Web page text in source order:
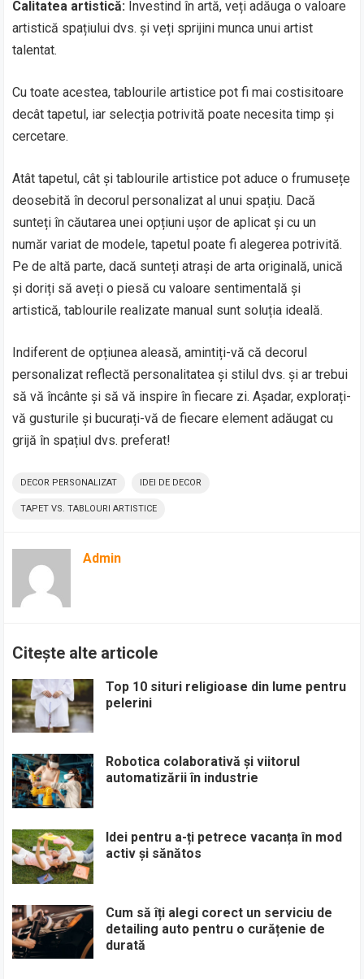
Calitatea artistică: Investind în artă, veți adăuga o valoare
artistică spațiului dvs. și veți sprijini munca unui artist
talentat.
Cu toate acestea, tablourile artistice pot fi mai costisitoare
decât tapetul, iar selecția potrivită poate necesita timp și
cercetare.
Atât tapetul, cât și tablourile artistice pot aduce o frumusețe
deosebită în decorul personalizat al unui spațiu. Dacă
sunteți în căutarea unei opțiuni ușor de aplicat și cu un
număr variat de modele, tapetul poate fi alegerea potrivită.
Pe de altă parte, dacă sunteți atrași de arta originală, unică
și doriți să aveți o piesă cu valoare sentimentală și
artistică, tablourile realizate manual sunt soluția ideală.
Indiferent de opțiunea aleasă, amintiți-vă că decorul
personalizat reflectă personalitatea și stilul dvs. și ar trebui
să vă încânte și să vă inspire în fiecare zi. Așadar, explorați-
vă gusturile și bucurați-vă de fiecare element adăugat cu
grijă în spațiul dvs. preferat!
DECOR PERSONALIZAT IDEI DE DECOR
TAPET VS. TABLOURI ARTISTICE
Admin
Citește alte articole
Top 10 situri religioase din lume pentru
pelerini
Robotica colaborativă și viitorul
automatizării în industrie
Idei pentru a-ți petrece vacanța în mod
activ și sănătos
Cum să îți alegi corect un serviciu de
detailing auto pentru o curățenie de
durată